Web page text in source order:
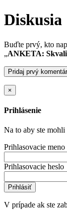
Diskusia
Buďte prvý, kto
„ANKETA:
Pridaj prvý
×
Prihlásenie
Na to aby ste
Prihlasovacie meno
Prihlasovacie heslo
Prihlásiť
V prípade ak ste